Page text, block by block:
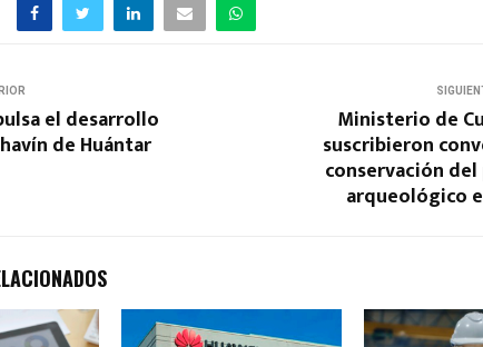
el desarrollo
de Huántar
Ministerio de
suscribieron
conservación
arqueológico